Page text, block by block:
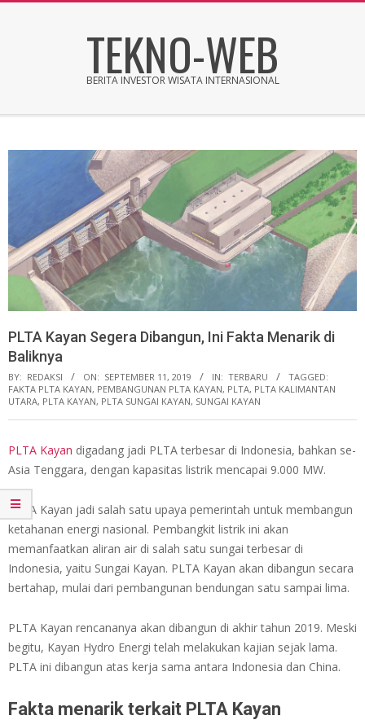
TEKNO-WEB
BERITA INVESTOR WISATA INTERNASIONAL
PLTA Kayan Segera Dibangun, Ini Fakta Menarik di
Baliknya
BY: REDAKSI ON: SEPTEMBER 11, 2019 IN: TERBARU
TAGGED:
FAKTA PLTA KAYAN, PEMBANGUNAN PLTA KAYAN, PLTA, PLTA KALIMANTAN
UTARA, PLTA KAYAN, PLTA SUNGAI KAYAN, SUNGAI KAYAN
PLTA Kayan digadang jadi PLTA terbesar di Indonesia, bahkan se-
Asia Tenggara, dengan kapasitas listrik mencapai 9.000 MW.
PLTA Kayan jadi salah satu upaya pemerintah untuk membangun
ketahanan energi nasional. Pembangkit listrik ini akan
memanfaatkan aliran air di salah satu sungai terbesar di
Indonesia, yaitu Sungai Kayan. PLTA Kayan akan dibangun secara
bertahap, mulai dari pembangunan bendungan satu sampai lima.
PLTA Kayan rencananya akan dibangun di akhir tahun 2019. Meski
begitu, Kayan Hydro Energi telah melakukan kajian sejak lama.
PLTA ini dibangun atas kerja sama antara Indonesia dan China.
Fakta menarik terkait PLTA Kayan